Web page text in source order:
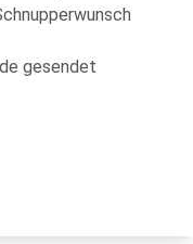
gesendet